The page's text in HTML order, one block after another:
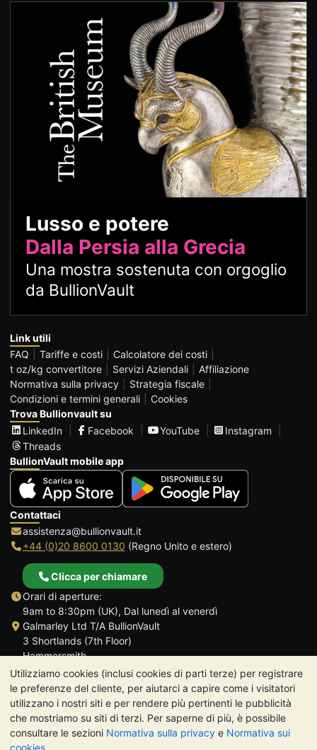
Utilizziamo cookies (inclusi cookies di parti terze) per registrare
le preferenze del cliente, per aiutarci a capire come i visitatori
utilizzano i nostri siti e per rendere più pertinenti le pubblicità
che mostriamo su siti di terzi. Per saperne di più, è possibile
consultare le sezioni Normativa sulla privacy e Normativa sui
cookies
Lusso e potere
Dalla Persia alla Grecia
Una mostra sostenuta con orgoglio
da BullionVault
Link utili
FAQ
Tariffe e costi
Calcolatore dei costi
t oz/kg convertitore
Servizi Aziendali
Affiliazione
Normativa sulla privacy
Strategia fiscale
Condizioni e termini generali
Cookies
Trova Bullionvault su
LinkedIn
Facebook YouTube
Instagram
Threads
BullionVault mobile app
Contattaci
assistenza@bullionvault.it
+44 (0)20 8600 0130 (Regno Unito e estero)
Clicca per chiamare
Orari di aperture:
9am to 8:30pm (UK), Dal lunedì al venerdì
Galmarley Ltd T/A BullionVault
3 Shortlands (7th Floor)
Hammersmith
Londra
W6 8DA
Regno Unito